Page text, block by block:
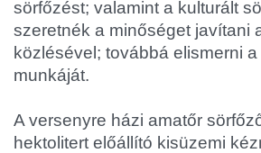
sörfőzést; valamint a kulturált
szeretnék a minőséget javítani
közlésével; továbbá elismerni
munkáját.
A versenyre házi amatőr
hektolitert előállító kisüzemi